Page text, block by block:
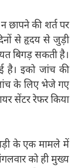
की शर्त पर
से हृदय से जुड़ी
बिगड़ सकती है।
है। इको जांच की
के लिए भेजे गए
सेंटर रेफर किया
के एक मामले में
को ही मुख्य